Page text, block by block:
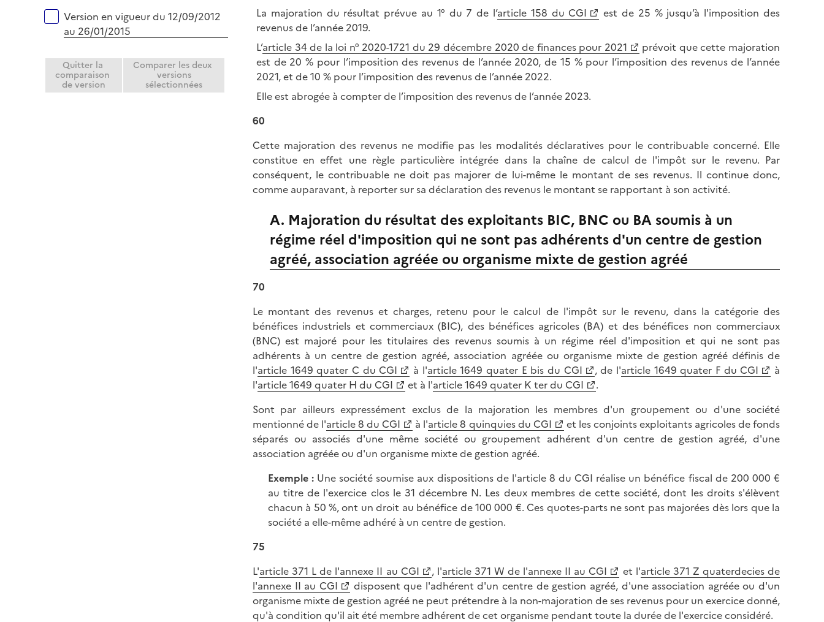
Version en vigueur du 12/09/2012
au 26/01/2015
Quitter la
comparaison
de version
Comparer les deux
versions
sélectionnées
La majoration du résultat prévue au 1° du 7 de l’article 158 du CGI
est de 25 % jusqu’à l'imposition des
revenus de l’année 2019.
L’article 34 de la loi n° 2020-1721 du 29 décembre 2020 de finances pour 2021
prévoit que cette majoration
est de 20 % pour l’imposition des revenus de l’année 2020, de 15 % pour l’imposition des revenus de l’année
2021, et de 10 % pour l’imposition des revenus de l’année 2022.
Elle est abrogée à compter de l’imposition des revenus de l’année 2023.
60
Cette majoration des revenus ne modifie pas les modalités déclaratives pour le contribuable concerné. Elle
constitue en effet une règle particulière intégrée dans la chaîne de calcul de l'impôt sur le revenu. Par
conséquent, le contribuable ne doit pas majorer de lui-même le montant de ses revenus. Il continue donc,
comme auparavant, à reporter sur sa déclaration des revenus le montant se rapportant à son activité.
A. Majoration du résultat des exploitants BIC, BNC ou BA soumis à un
régime réel d'imposition qui ne sont pas adhérents d'un centre de gestion
agréé, association agréée ou organisme mixte de gestion agréé
70
Le montant des revenus et charges, retenu pour le calcul de l'impôt sur le revenu, dans la catégorie des
bénéfices industriels et commerciaux (BIC), des bénéfices agricoles (BA) et des bénéfices non commerciaux
(BNC) est majoré pour les titulaires des revenus soumis à un régime réel d'imposition et qui ne sont pas
adhérents à un centre de gestion agréé, association agréée ou organisme mixte de gestion agréé définis de
l'article 1649 quater C du CGI à l'article 1649 quater E bis du CGI , de l'article 1649 quater F du CGI
à
l'article 1649 quater H du CGI et à l'article 1649 quater K ter du CGI
.
Sont par ailleurs expressément exclus de la majoration les membres d'un groupement ou d'une société
mentionné de l'article 8 du CGI à l'article 8 quinquies du CGI
et les conjoints exploitants agricoles de fonds
séparés ou associés d'une même société ou groupement adhérent d'un centre de gestion agréé, d'une
association agréée ou d'un organisme mixte de gestion agréé.
Exemple :Une société soumise aux dispositions de l'article 8 du CGI réalise un bénéfice fiscal de 200 000 €
au titre de l'exercice clos le 31 décembre N. Les deux membres de cette société, dont les droits s'élèvent
chacun à 50 %, ont un droit au bénéfice de 100 000 €. Ces quotes-parts ne sont pas majorées dès lors que la
société a elle-même adhéré à un centre de gestion.
75
L'article 371 L de l'annexe II au CGI , l'article 371 W de l'annexe II au CGI et l'article 371 Z quaterdecies de
l'annexe II au CGI
disposent que l'adhérent d'un centre de gestion agréé, d'une association agréée ou d'un
organisme mixte de gestion agréé ne peut prétendre à la non-majoration de ses revenus pour un exercice donné,
qu'à condition qu'il ait été membre adhérent de cet organisme pendant toute la durée de l'exercice considéré.